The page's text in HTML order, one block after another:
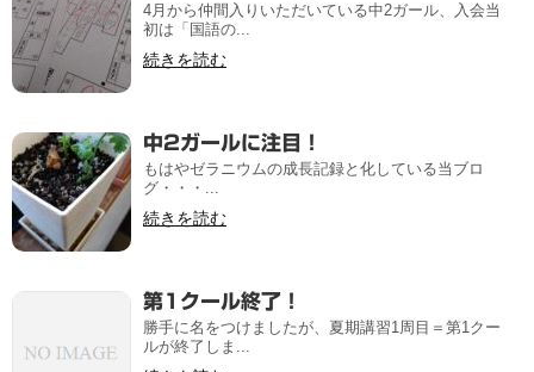
4月から仲間入りいただいている中2ガール、入会当
初は「国語の...
続きを読む
中2ガールに注目！
もはやゼラニウムの成長記録と化している当ブロ
グ・・・...
続きを読む
第1クール終了！
勝手に名をつけましたが、夏期講習1周目＝第1クー
ルが終了しま...